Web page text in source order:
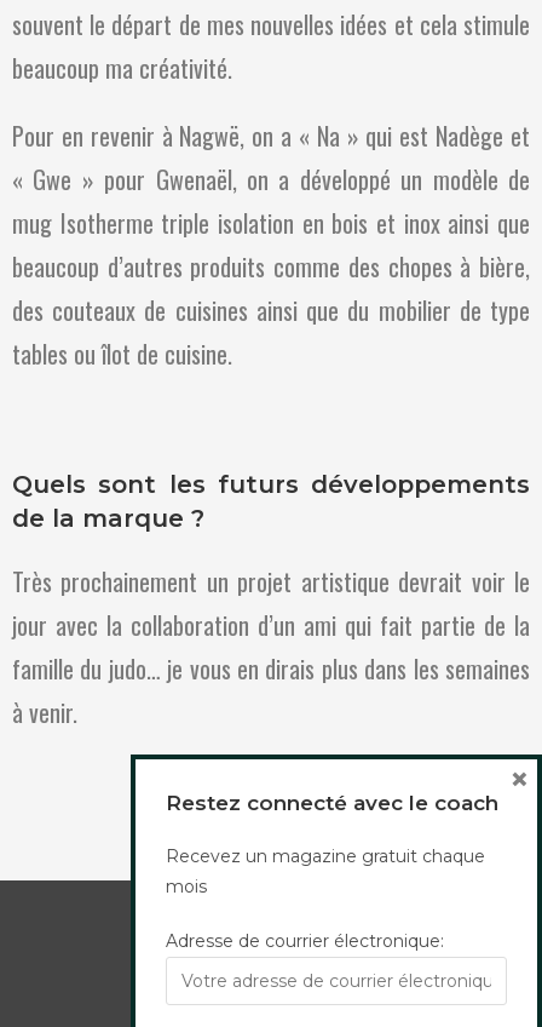
souvent le départ de mes nouvelles idées et cela stimule
beaucoup ma créativité.
Pour en revenir à Nagwë, on a « Na » qui est Nadège et
« Gwe » pour Gwenaël, on a développé un modèle de
mug Isotherme triple isolation en bois et inox ainsi que
beaucoup d’autres produits comme des chopes à bière,
des couteaux de cuisines ainsi que du mobilier de type
tables ou îlot de cuisine.
Quels sont les futurs développements
de la marque ?
Très prochainement un projet artistique devrait voir le
jour avec la collaboration d’un ami qui fait partie de la
famille du judo… je vous en dirais plus dans les semaines
à venir.
Mentions légales
Politique de confidentialité
Restez connecté avec le coach
Recevez un magazine gratuit chaque
mois
Adresse de courrier électronique:
×